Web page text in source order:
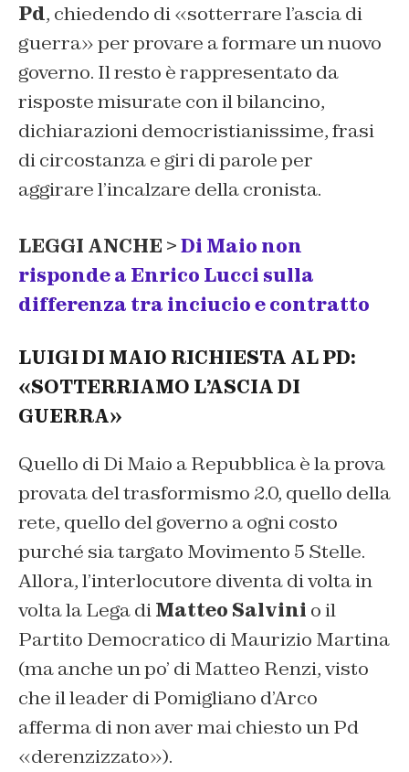
Pd, chiedendo di «sotterrare l’ascia di
guerra» per provare a formare un nuovo
governo. Il resto è rappresentato da
risposte misurate con il bilancino,
dichiarazioni democristianissime, frasi
di circostanza e giri di parole per
aggirare l’incalzare della cronista.
LEGGI ANCHE >Di Maio non
risponde a Enrico Lucci sulla
differenza tra inciucio e contratto
LUIGI DI MAIO RICHIESTA AL PD:
«SOTTERRIAMO L’ASCIA DI
GUERRA»
Quello di Di Maio a Repubblica è la prova
provata del trasformismo 2.0, quello della
rete, quello del governo a ogni costo
purché sia targato Movimento 5 Stelle.
Allora, l’interlocutore diventa di volta in
volta la Lega diMatteo Salvini o il
Partito Democratico di Maurizio Martina
(ma anche un po’ di Matteo Renzi, visto
che il leader di Pomigliano d’Arco
afferma di non aver mai chiesto un Pd
«derenzizzato»).